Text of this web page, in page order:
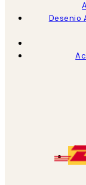
Desenio